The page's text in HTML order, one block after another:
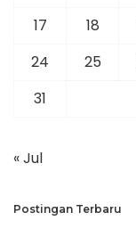
17
18
24
25
31
« Jul
Postingan Terbaru